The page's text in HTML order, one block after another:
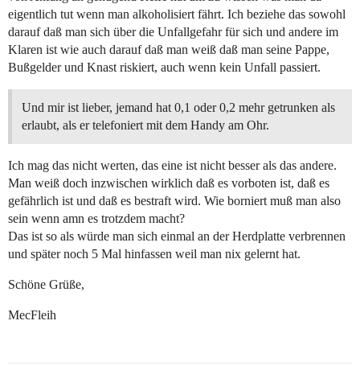
eigentlich tut wenn man alkoholisiert fährt. Ich beziehe das sowohl
darauf daß man sich über die Unfallgefahr für sich und andere im
Klaren ist wie auch darauf daß man weiß daß man seine Pappe,
Bußgelder und Knast riskiert, auch wenn kein Unfall passiert.
Und mir ist lieber, jemand hat 0,1 oder 0,2 mehr getrunken als
erlaubt, als er telefoniert mit dem Handy am Ohr.
Ich mag das nicht werten, das eine ist nicht besser als das andere.
Man weiß doch inzwischen wirklich daß es vorboten ist, daß es
gefährlich ist und daß es bestraft wird. Wie borniert muß man also
sein wenn amn es trotzdem macht?
Das ist so als würde man sich einmal an der Herdplatte verbrennen
und später noch 5 Mal hinfassen weil man nix gelernt hat.
Schöne Grüße,
MecFleih